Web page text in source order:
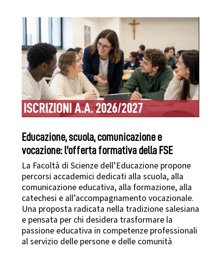
ISCRIZIONI A.A. 2026/2027
Educazione, scuola, comunicazione e
vocazione: l’offerta formativa della FSE
La Facoltà di Scienze dell’Educazione propone
percorsi accademici dedicati alla scuola, alla
comunicazione educativa, alla formazione, alla
catechesi e all’accompagnamento vocazionale.
Una proposta radicata nella tradizione salesiana
e pensata per chi desidera trasformare la
passione educativa in competenze professionali
al servizio delle persone e delle comunità